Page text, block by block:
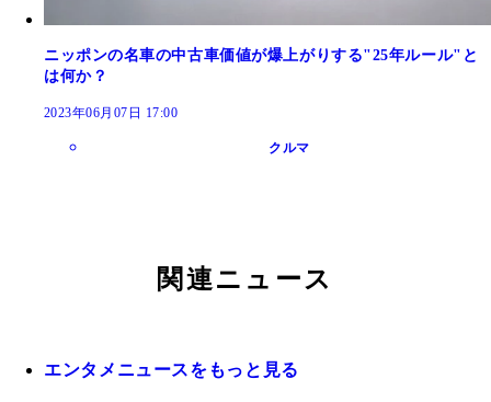
ニッポンの名車の中古車価値が爆上がりする"25年ルール"と
は何か？
2023年06月07日 17:00
クルマ
関連ニュース
エンタメニュースをもっと見る